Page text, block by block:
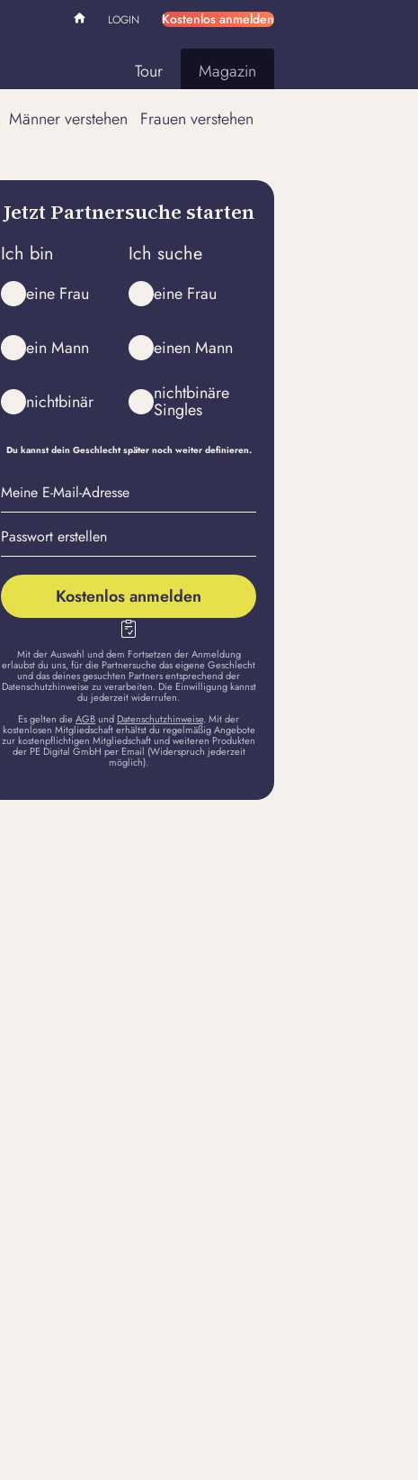
LOGIN Kostenlos anmelden
Tour Magazin
Männer verstehen Frauen verstehen
Jetzt Partnersuche starten
Ich bin
eine Frau
ein Mann
nichtbinär
Ich suche
eine Frau
einen Mann
nichtbinäre
Singles
Du kannst dein Geschlecht später noch weiter definieren.
Meine
E-
Mail-
Adresse
Passwort
erstellen
Kostenlos anmelden
Mit der Auswahl und dem Fortsetzen der Anmeldung
erlaubst du uns, für die Partnersuche das eigene Geschlecht
und das deines gesuchten Partners entsprechend der
Datenschutzhinweise zu verarbeiten. Die Einwilligung kannst
du jederzeit widerrufen.
Es gelten dieAGBund Datenschutzhinweise. Mit der
kostenlosen Mitgliedschaft erhältst du regelmäßig Angebote
zur kostenpflichtigen Mitgliedschaft und weiteren Produkten
der PE Digital GmbH per Email (Widerspruch jederzeit
möglich).